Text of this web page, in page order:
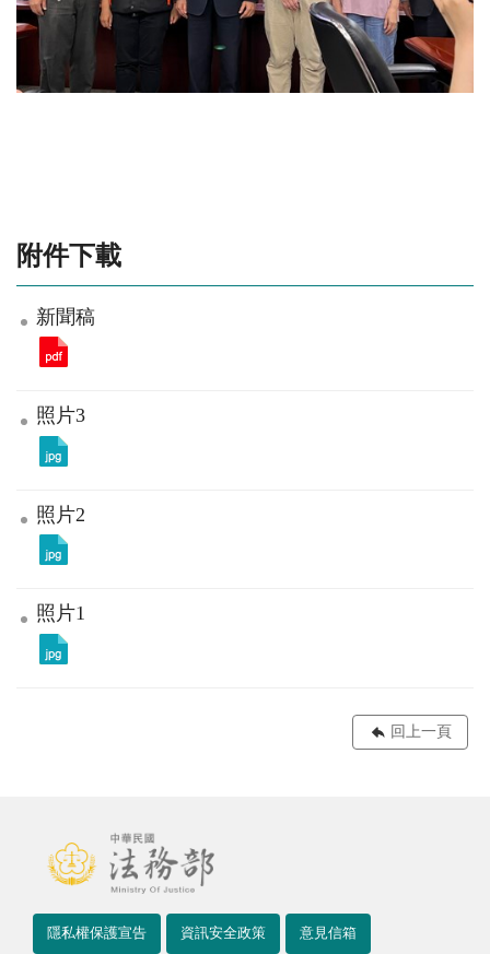
附件下載
新聞稿
照片3
照片2
照片1
回上一頁
隱私權保護宣告 資訊安全政策 意見信箱